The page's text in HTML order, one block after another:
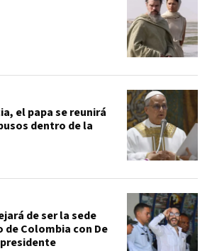
el papa se reunirá
dentro de la
de ser la sede
de Colombia con De